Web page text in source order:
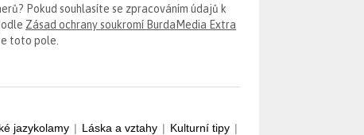
Pokud souhlasíte se zpracováním údajů k
Zásad ochrany soukromí BurdaMedia Extra
toto pole.
jazykolamy | Láska a vztahy | Kulturní tipy |